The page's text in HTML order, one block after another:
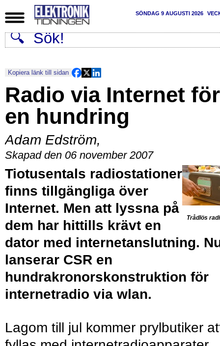
SÖNDAG 9 AUGUSTI 2026
Kopiera länk till sidan
Radio via Internet för
en hundring
Adam Edström,
Skapad den 06 november 2007
Trådlös
Tiotusentals radiostationer
finns tillgängliga över
Internet. Men att lyssna på
dem har hittills krävt en
dator med internetanslutning.
lanserar CSR en
hundrakronorskonstruktion för
internetradio via wlan.
Lagom till jul kommer prylbutiker